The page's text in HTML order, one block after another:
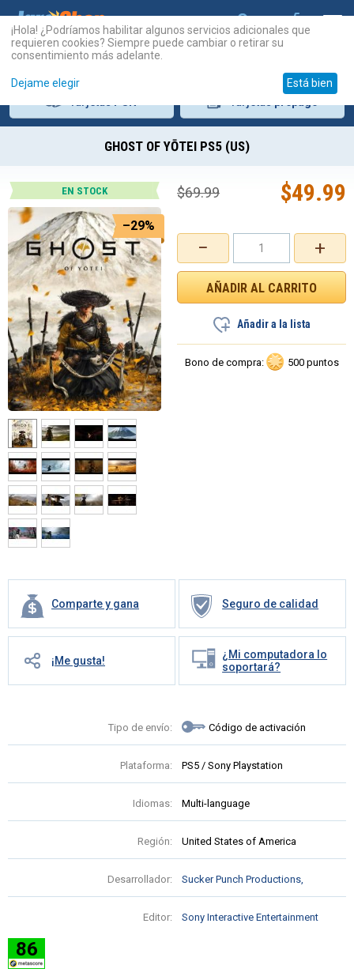
GHOST OF YŌTEI PS5 (US)
EN STOCK
–29%
Comparte y gana Seguro de calidad
¡Me gusta!
¿Mi computadora lo
soportará?
Tipo de envío: Código de activación
Plataforma: PS5 / Sony Playstation
Idiomas: Multi-language
Región: United States of America
Desarrollador: Sucker Punch Productions,
Editor: Sony Interactive Entertainment
86
+
−
$49.99
$69.99
Añadir a la lista
Bono de compra: 500 puntos
¡Hola! ¿Podríamos habilitar algunos servicios adicionales que
requieren cookies? Siempre puede cambiar o retirar su
consentimiento más adelante.
Dejame elegir Está bien